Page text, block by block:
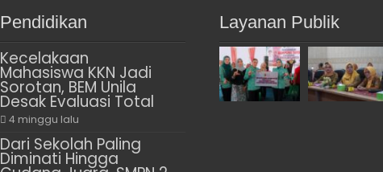
Pendidikan
Kecelakaan
Mahasiswa KKN Jadi
Sorotan, BEM Unila
Desak Evaluasi Total
4 minggu lalu
Dari Sekolah Paling
Diminati Hingga
Layanan Publik